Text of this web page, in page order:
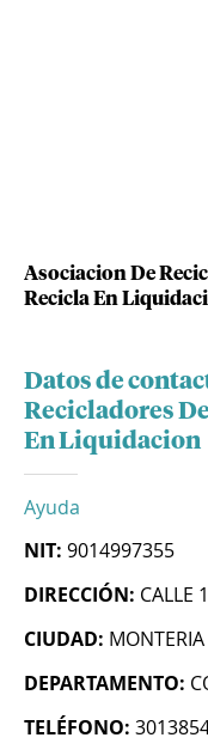
Asociacion De
Recicla En
Datos de
Recicladores
En Liquidacion
Ayuda
NIT: 9014997355
DIRECCIÓN: CALLE
CIUDAD: MONTERIA
DEPARTAMENTO:
TELÉFONO: